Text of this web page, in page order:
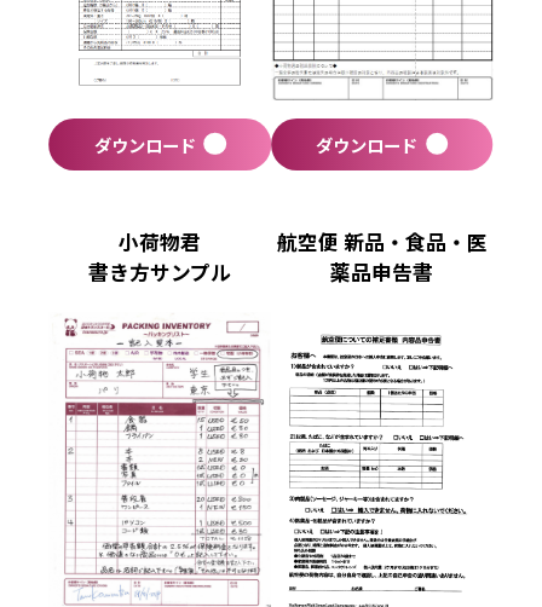
ダウンロード ダウンロード
小荷物君
書き方サンプル
航空便 新品・食品・医
薬品申告書